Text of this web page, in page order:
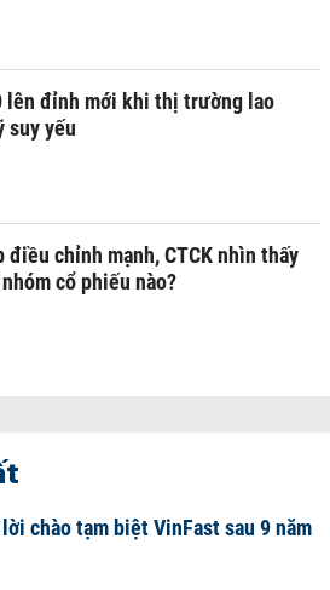
lên đỉnh mới khi thị trường lao
suy yếu
điều chỉnh mạnh, CTCK nhìn thấy
cổ phiếu nào?
chào tạm biệt VinFast sau 9 năm